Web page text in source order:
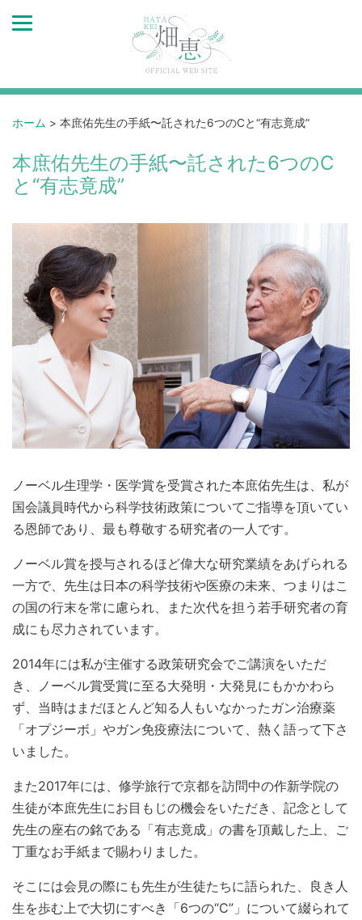
ホーム > 本庶佑先生の手紙〜託された6つのCと“有志竟成”
本庶佑先生の手紙〜託された6つのC
と“有志竟成”
ノーベル生理学・医学賞を受賞された本庶佑先生は、私が
国会議員時代から科学技術政策についてご指導を頂いてい
る恩師であり、最も尊敬する研究者の一人です。
ノーベル賞を授与されるほど偉大な研究業績をあげられる
一方で、先生は日本の科学技術や医療の未来、つまりはこ
の国の行末を常に慮られ、また次代を担う若手研究者の育
成にも尽力されています。
2014年には私が主催する政策研究会でご講演をいただ
き、ノーベル賞受賞に至る大発明・大発見にもかかわら
ず、当時はまだほとんど知る人もいなかったガン治療薬
「オプジーボ」やガン免疫療法について、熱く語って下さ
いました。
また2017年には、修学旅行で京都を訪問中の作新学院の
生徒が本庶先生にお目もじの機会をいただき、記念として
先生の座右の銘である「有志竟成」の書を頂戴した上、ご
丁重なお手紙まで賜わりました。
そこには会見の際にも先生が生徒たちに語られた、良き人
生を歩む上で大切にすべき「6つの“C”」について綴られて